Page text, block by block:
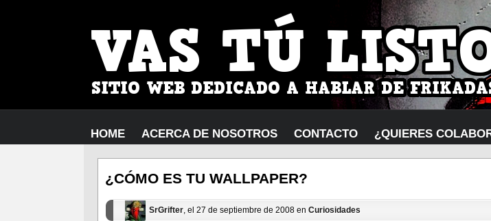
HOME ACERCA DE NOSOTROS CONTACTO ¿QUIERES
¿CÓMO ES TU WALLPAPER?
SrGrifter, el 27 de septiembre de 2008 en Curiosidades